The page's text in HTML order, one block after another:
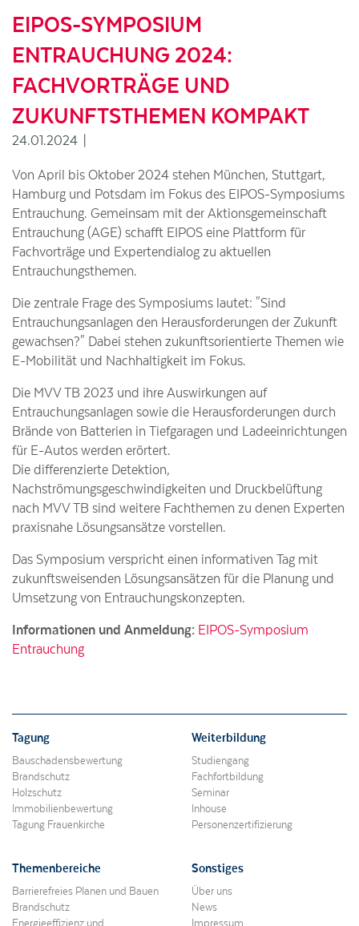
EIPOS-SYMPOSIUM
ENTRAUCHUNG 2024:
FACHVORTRÄGE UND
ZUKUNFTSTHEMEN KOMPAKT
24.01.2024
Von April bis Oktober 2024 stehen München, Stuttgart,
Hamburg und Potsdam im Fokus des EIPOS-Symposiums
Entrauchung. Gemeinsam mit der Aktionsgemeinschaft
Entrauchung (AGE) schafft EIPOS eine Plattform für
Fachvorträge und Expertendialog zu aktuellen
Entrauchungsthemen.
Die zentrale Frage des Symposiums lautet: "Sind
Entrauchungsanlagen den Herausforderungen der Zukunft
gewachsen?" Dabei stehen zukunftsorientierte Themen wie
E-Mobilität und Nachhaltigkeit im Fokus.
Die MVV TB 2023 und ihre Auswirkungen auf
Entrauchungsanlagen sowie die Herausforderungen durch
Brände von Batterien in Tiefgaragen und Ladeeinrichtungen
für E-Autos werden erörtert.
Die differenzierte Detektion,
Nachströmungsgeschwindigkeiten und Druckbelüftung
nach MVV TB sind weitere Fachthemen zu denen Experten
praxisnahe Lösungsansätze vorstellen.
Das Symposium verspricht einen informativen Tag mit
zukunftsweisenden Lösungsansätzen für die Planung und
Umsetzung von Entrauchungskonzepten.
Informationen und Anmeldung: EIPOS-Symposium
Entrauchung
Tagung
Bauschadensbewertung
Brandschutz
Holzschutz
Immobilienbewertung
Tagung Frauenkirche
Weiterbildung
Studiengang
Fachfortbildung
Seminar
Inhouse
Personenzertifizierung
Themenbereiche
Barrierefreies Planen und Bauen
Brandschutz
Sonstiges
Über uns
News
Wir verwenden Cookies, um Funktionen unserer Webseiten zur
Verfügung zu stellen, Anzeigen zu personalisieren, evtl. Funktionen
erstellen. Durch verschiedene Techniken können Daten zur
Verwendung unserer Seite durch Sie an unsere Partner für soziale
Medien und Werbung weitergegeben werden. Genauere Angaben
dazu finden Sie in unserer Datenschutzerklärung.
Notwendige Cookies
Marketing-Cookies
Nur essentielle Cookies akzeptieren
Speichern und schließen
Impressum Datenschutzerklärung